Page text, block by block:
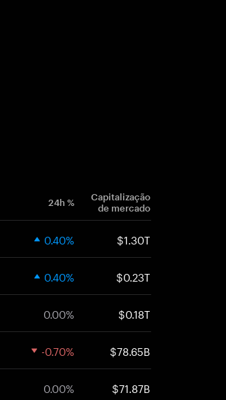
24h %
Capitalização
de mercado
0.40% $1.30T
0.40% $0.23T
0.00% $0.18T
-0.70% $78.65B
0.00% $71.87B